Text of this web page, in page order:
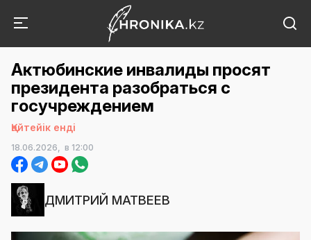
Актюбинские инвалиды просят
президента разобраться с
госучреждением
Қайтейік енді
18.06.2026, в 12:00
ДМИТРИЙ МАТВЕЕВ